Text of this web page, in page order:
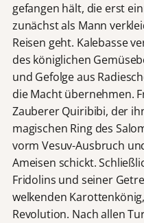
gefangen hält, die erst
zunächst als Mann
Reisen geht. Kalebasse
des königlichen
und Gefolge aus
die Macht übernehmen.
Zauberer Quiribibi, der
magischen Ring des
vorm Vesuv-Ausbruch
Ameisen schickt.
Fridolins und seiner
welkenden
Revolution. Nach allen